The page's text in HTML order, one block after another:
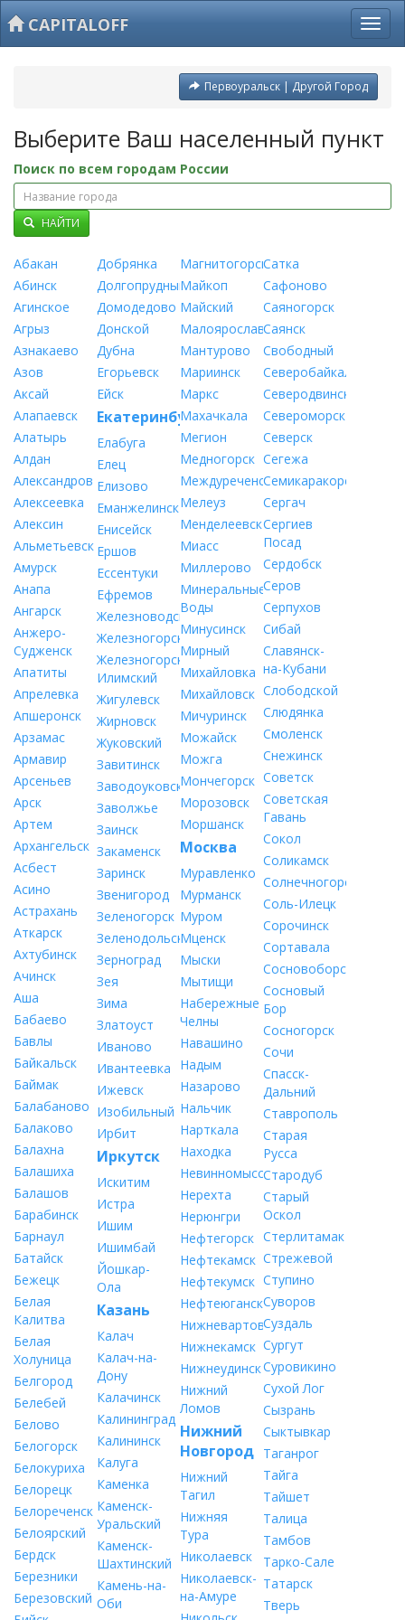
CAPITALOFF
Первоуральск | Другой Город
Выберите Ваш населенный пункт
Поиск по всем городам России
НАЙТИ
Абакан
Абинск
Агинское
Агрыз
Азнакаево
Азов
Аксай
Алапаевск
Алатырь
Алдан
Александров
Алексеевка
Алексин
Альметьевск
Амурск
Анапа
Ангарск
Анжеро-
Судженск
Апатиты
Апрелевка
Апшеронск
Арзамас
Армавир
Арсеньев
Арск
Артем
Архангельск
Асбест
Асино
Астрахань
Аткарск
Ахтубинск
Ачинск
Аша
Бабаево
Бавлы
Байкальск
Баймак
Балабаново
Балаково
Балахна
Балашиха
Балашов
Барабинск
Барнаул
Батайск
Бежецк
Белая
Калитва
Белая
Холуница
Белгород
Белебей
Белово
Белогорск
Белокуриха
Белорецк
Белореченск
Белоярский
Бердск
Березники
Березовский
Добрянка
Долгопрудный
Домодедово
Донской
Дубна
Егорьевск
Ейск
Екатеринбург
Елабуга
Елец
Елизово
Еманжелинск
Енисейск
Ершов
Ессентуки
Ефремов
Железноводск
Железногорск
Железногорск-
Илимский
Жигулевск
Жирновск
Жуковский
Завитинск
Заводоуковск
Заволжье
Заинск
Закаменск
Заринск
Звенигород
Зеленогорск
Зеленодольск
Зерноград
Зея
Зима
Златоуст
Иваново
Ивантеевка
Ижевск
Изобильный
Ирбит
Иркутск
Искитим
Истра
Ишим
Ишимбай
Йошкар-
Ола
Казань
Калач
Калач-на-
Дону
Калачинск
Калининград
Калининск
Калуга
Каменка
Каменск-
Уральский
Каменск-
Шахтинский
Камень-на-
Оби
Магнитогорск
Майкоп
Майский
Малоярославец
Мантурово
Мариинск
Маркс
Махачкала
Мегион
Медногорск
Междуреченск
Мелеуз
Менделеевск
Миасс
Миллерово
Минеральные
Воды
Минусинск
Мирный
Михайловка
Михайловск
Мичуринск
Можайск
Можга
Мончегорск
Морозовск
Моршанск
Москва
Муравленко
Мурманск
Муром
Мценск
Мыски
Мытищи
Набережные
Челны
Навашино
Надым
Назарово
Нальчик
Нарткала
Находка
Невинномысск
Нерехта
Нерюнгри
Нефтегорск
Нефтекамск
Нефтекумск
Нефтеюганск
Нижневартовск
Нижнекамск
Нижнеудинск
Нижний
Ломов
Нижний
Новгород
Нижний
Тагил
Нижняя
Тура
Николаевск
Николаевск-
на-Амуре
Сатка
Сафоново
Саяногорск
Саянск
Свободный
Северобайкальск
Северодвинск
Североморск
Северск
Сегежа
Семикаракорск
Сергач
Сергиев
Посад
Сердобск
Серов
Серпухов
Сибай
Славянск-
на-Кубани
Слободской
Слюдянка
Смоленск
Снежинск
Советск
Советская
Гавань
Сокол
Соликамск
Солнечногорск
Соль-Илецк
Сорочинск
Сортавала
Сосновоборск
Сосновый
Бор
Сосногорск
Сочи
Спасск-
Дальний
Ставрополь
Старая
Русса
Стародуб
Старый
Оскол
Стерлитамак
Стрежевой
Ступино
Суворов
Суздаль
Сургут
Суровикино
Сухой Лог
Сызрань
Сыктывкар
Таганрог
Тайга
Тайшет
Талица
Тамбов
Тарко-Сале
Татарск
Тверь